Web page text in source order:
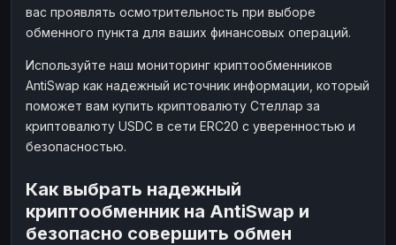
вас проявлять осмотрительность при выборе
обменного пункта для ваших финансовых операций.
Используйте наш мониторинг криптообменников
AntiSwap как надежный источник информации, который
поможет вам купить криптовалюту Стеллар за
криптовалюту USDC в сети ERC20 с уверенностью и
безопасностью.
Как выбрать надежный
криптообменник на AntiSwap и
безопасно совершить обмен